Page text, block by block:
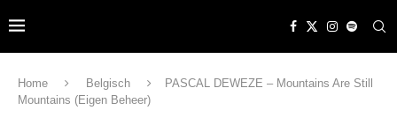
Home Belgisch
PASCAL DEWEZE – Mountains Are Still
Mountains (Eigen Beheer)